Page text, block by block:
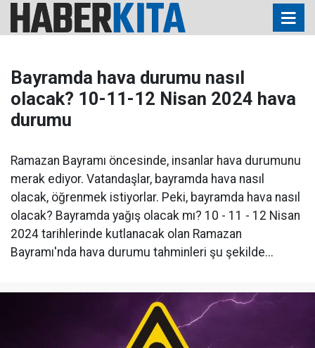
Bayramda hava durumu nasıl
olacak? 10-11-12 Nisan 2024 hava
durumu
Ramazan Bayramı öncesinde, insanlar hava durumunu
merak ediyor. Vatandaşlar, bayramda hava nasıl
olacak, öğrenmek istiyorlar. Peki, bayramda hava nasıl
olacak? Bayramda yağış olacak mı? 10 - 11 - 12 Nisan
2024 tarihlerinde kutlanacak olan Ramazan
Bayramı'nda hava durumu tahminleri şu şekilde...